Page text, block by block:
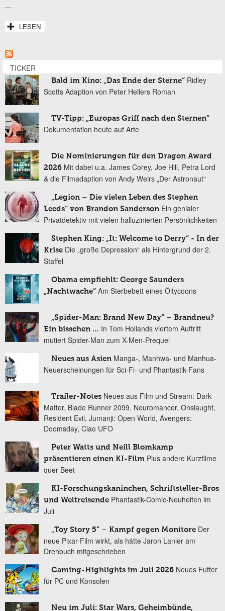
...
LESEN
TICKER
Bald im Kino: „Das Ende der Sterne“ Ridley
Scotts Adaption von Peter Hellers Roman
TV-Tipp: „Europas Griff nach den Sternen“
Dokumentation heute auf Arte
Die Nominierungen für den Dragon Award
2026 Mit dabei u.a. James Corey, Joe Hill, Petra Lord
& die Filmadaption von Andy Weirs „Der Astronaut“
„Legion – Die vielen Leben des Stephen
Leeds“ von Brandon Sanderson Ein genialer
Privatdetektiv mit vielen halluzinierten Persönlichkeiten
Stephen King: „It: Welcome to Derry“ - In der
Krise Die „große Depression“ als Hintergrund der 2.
Staffel
Obama empfiehlt: George Saunders
„Nachtwache“ Am Sterbebett eines Öltycoons
„Spider-Man: Brand New Day“ – Brandneu?
Ein bisschen … In Tom Hollands viertem Auftritt
mutiert Spider-Man zum X-Men-Prequel
Neues aus Asien Manga-, Manhwa- und Manhua-
Neuerscheinungen für Sci-Fi- und Phantastik-Fans
Trailer-Notes Neues aus Film und Stream: Dark
Matter, Blade Runner 2099, Neuromancer, Onslaught,
Resident Evil, Jumanji: Open World, Avengers:
Doomsday, Ciao UFO
Peter Watts und Neill Blomkamp
präsentieren einen KI-Film Plus andere Kurzfilme
quer Beet
KI-Forschungskaninchen, Schriftsteller-Bros
und Weltreisende Phantastik-Comic-Neuheiten im
Juli
„Toy Story 5“ – Kampf gegen Monitore Der
neue Pixar-Film wirkt, als hätte Jaron Lanier am
Drehbuch mitgeschrieben
Gaming-Highlights im Juli 2026 Neues Futter
für PC und Konsolen
Neu im Juli: Star Wars, Geheimbünde,